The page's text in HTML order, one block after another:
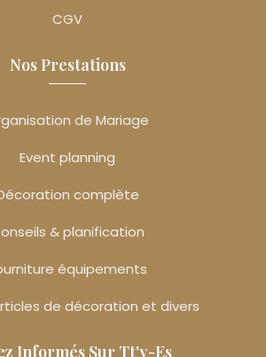
CGV
Nos Prestations
de Mariage
Event planning
complète
& planification
équipements
de décoration et divers
Informés Sur Tt'y-Es